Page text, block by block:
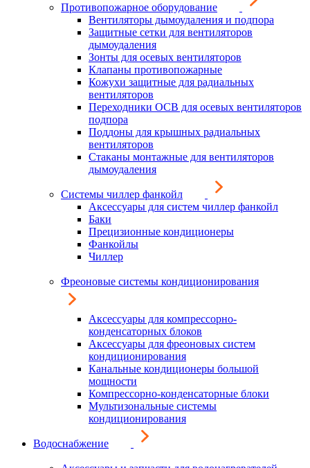
Противопожарное оборудование
Вентиляторы дымоудаления и подпора
Защитные сетки для вентиляторов
дымоудаления
Зонты для осевых вентиляторов
Клапаны противопожарные
Кожухи защитные для радиальных
вентиляторов
Переходники ОСВ для осевых вентиляторов
подпора
Поддоны для крышных радиальных
вентиляторов
Стаканы монтажные для вентиляторов
дымоудаления
Системы чиллер фанкойл
Аксессуары для систем чиллер фанкойл
Баки
Прецизионные кондиционеры
Фанкойлы
Чиллер
Фреоновые системы кондиционирования
Аксессуары для компрессорно-
конденсаторных блоков
Аксессуары для фреоновых систем
кондиционирования
Канальные кондиционеры большой
мощности
Компрессорно-конденсаторные блоки
Мультизональные системы
кондиционирования
Водоснабжение